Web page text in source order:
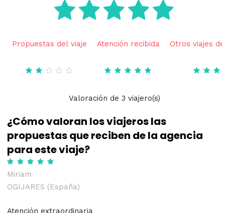
Propuestas del viaje Atención recibida Otros viajes
Valoración de 3 viajero(s)
¿Cómo valoran los viajeros las
propuestas que reciben de la agencia
para este viaje?
Miriam
OGIJARES (España)
Atención extraordinaria